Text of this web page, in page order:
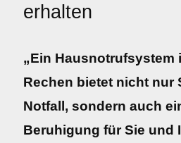
erhalten
„Ein Hausnotrufsystem
Rechen bietet nicht nur
Notfall, sondern auch
Beruhigung für Sie und